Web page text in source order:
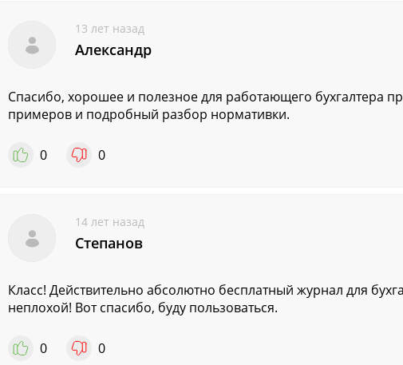
13 лет назад
Александр
Спасибо, хорошее и полезное для работающего бухгалтера
примеров и подробный разбор нормативки.
0 0
14 лет назад
Степанов
Класс! Действительно абсолютно бесплатный журнал для
неплохой! Вот спасибо, буду пользоваться.
0 0